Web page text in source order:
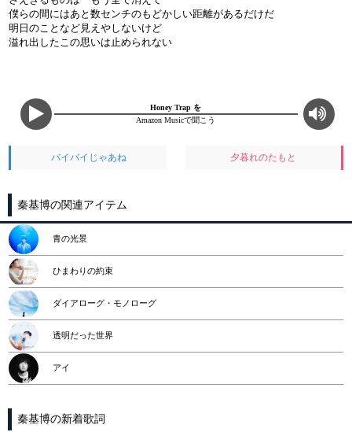
僕らの間にはあと数センチのもどかしい距離があるだけだ
明日のことなど見えやしないけど
溢れ出したこの思いは止められない
Honey Trap を
Amazon Musicで聞こう
バイバイじゃあね 夕暮れのたもと
秦基博の関連アイテム
青の光景
ひまわりの約束
ダイアローグ・モノローグ
透明だった世界
アイ
秦基博の新着歌詞